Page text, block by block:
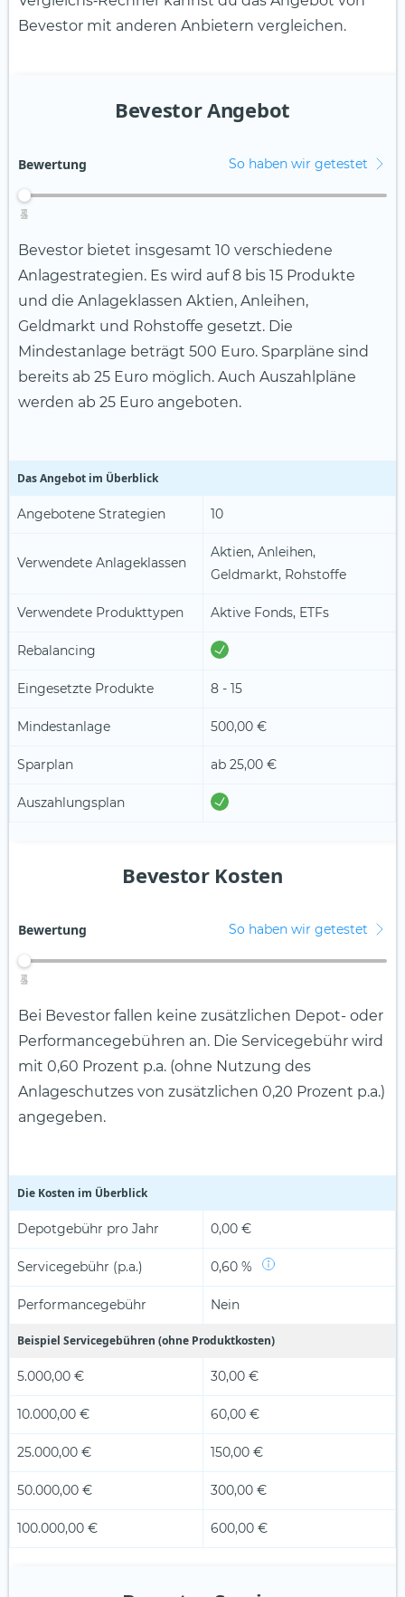
Bevestor mit anderen Anbietern vergleichen.
Bevestor Angebot
1
2
3
4
5
Bewertung So haben wir getestet
Bevestor bietet insgesamt 10 verschiedene
Anlagestrategien. Es wird auf 8 bis 15 Produkte
und die Anlageklassen Aktien, Anleihen,
Geldmarkt und Rohstoffe gesetzt. Die
Mindestanlage beträgt 500 Euro. Sparpläne sind
bereits ab 25 Euro möglich. Auch Auszahlpläne
werden ab 25 Euro angeboten.
Das Angebot im Überblick
Angebotene Strategien 10
Verwendete Anlageklassen
Aktien, Anleihen,
Geldmarkt, Rohstoffe
Verwendete Produkttypen Aktive Fonds, ETFs
Rebalancing
Eingesetzte Produkte 8 - 15
Mindestanlage 500,00 €
Sparplan ab 25,00 €
Auszahlungsplan
Bevestor Kosten
1
2
3
4
5
Bewertung So haben wir getestet
Bei Bevestor fallen keine zusätzlichen Depot- oder
Performancegebühren an. Die Servicegebühr wird
mit 0,60 Prozent p.a. (ohne Nutzung des
Anlageschutzes von zusätzlichen 0,20 Prozent p.a.)
angegeben.
Die Kosten im Überblick
Depotgebühr pro Jahr 0,00 €
Servicegebühr (p.a.) 0,60 %
Performancegebühr Nein
Beispiel Servicegebühren (ohne Produktkosten)
5.000,00 € 30,00 €
10.000,00 € 60,00 €
25.000,00 € 150,00 €
50.000,00 € 300,00 €
100.000,00 € 600,00 €